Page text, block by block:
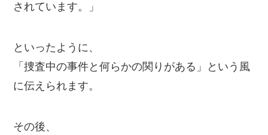
されています。」
といったように、
「捜査中の事件と何らかの関りがある」という風
に伝えられます。
その後、